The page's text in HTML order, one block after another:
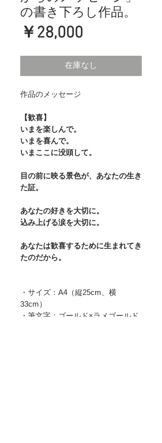
の書き下ろし作品。
￥28,000
格
在庫なし
作品のメッセージ
【歓喜】
いまを楽しんで。
いまを喜んで。
いまここに没頭して。
目の前に映る景色が、あなたの生き
た証。
あなたの好きを大切に。
込み上げる涙を大切に。
あなたは歓喜するために生まれてき
たのだから。
・サイズ：A4（縦25cm、横
33cm）
・筆文字：ゴールド×ラメゴールド